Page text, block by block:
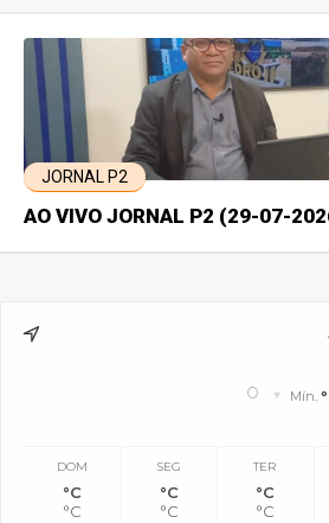
JORNAL P2
AO VIVO JORNAL P2 (29-07-
° Mín.°
DOM
°C
°C
SEG
°C
°C
TER
°C
°C